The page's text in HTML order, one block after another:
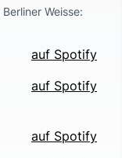
Berliner Weisse:
auf Spotify
auf Spotify
auf Spotify